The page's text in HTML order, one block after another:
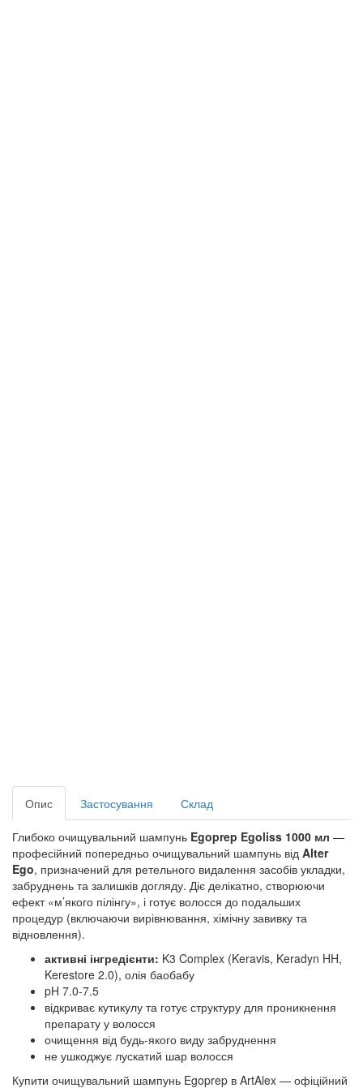
Опис Застосування Склад
Глибоко очищувальний шампунь Egoprep Egoliss 1000 мл —
професійний попередньо очищувальний шампунь від Alter
Ego, призначений для ретельного видалення засобів укладки,
забруднень та залишків догляду. Діє делікатно, створюючи
ефект «м’якого пілінгу», і готує волосся до подальших
процедур (включаючи вирівнювання, хімічну завивку та
відновлення).
активні інгредієнти: K3 Complex (Keravis, Keradyn HH,
Kerestore 2.0), олія баобабу
pH 7.0-7.5
відкриває кутикулу та готує структуру для проникнення
препарату у волосся
очищення від будь-якого виду забруднення
не ушкоджує лускатий шар волосся
Купити очищувальний шампунь Egoprep в ArtAlex — офіційний